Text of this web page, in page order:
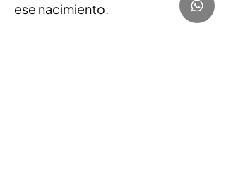
ese nacimiento.